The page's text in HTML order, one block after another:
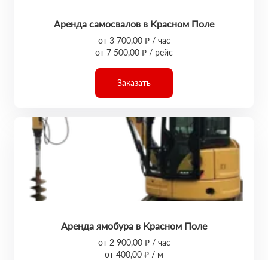
Аренда самосвалов в Красном Поле
от 3 700,00 ₽ / час
от 7 500,00 ₽ / рейс
Заказать
Аренда ямобура в Красном Поле
от 2 900,00 ₽ / час
от 400,00 ₽ / м